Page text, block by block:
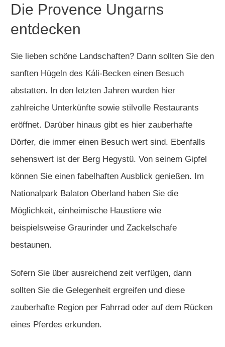
Die Provence Ungarns
entdecken
Sie lieben schöne Landschaften? Dann sollten Sie den
sanften Hügeln des Káli-Becken einen Besuch
abstatten. In den letzten Jahren wurden hier
zahlreiche Unterkünfte sowie stilvolle Restaurants
eröffnet. Darüber hinaus gibt es hier zauberhafte
Dörfer, die immer einen Besuch wert sind. Ebenfalls
sehenswert ist der Berg Hegystü. Von seinem Gipfel
können Sie einen fabelhaften Ausblick genießen. Im
Nationalpark Balaton Oberland haben Sie die
Möglichkeit, einheimische Haustiere wie
beispielsweise Graurinder und Zackelschafe
bestaunen.
Sofern Sie über ausreichend zeit verfügen, dann
sollten Sie die Gelegenheit ergreifen und diese
zauberhafte Region per Fahrrad oder auf dem Rücken
eines Pferdes erkunden.